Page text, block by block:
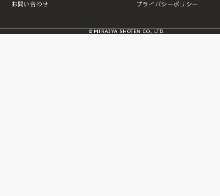
お問い合わせ プライバシーポリシー
© MIRAIYA SHOTEN CO., LTD.